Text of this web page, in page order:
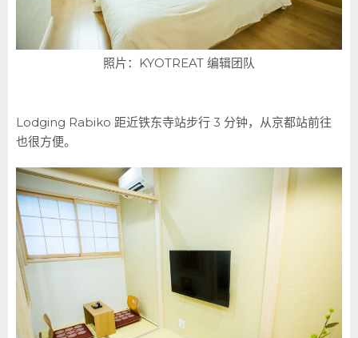
照片：KYOTREAT 编辑团队
Lodging Rabiko 距近铁东寺站步行 3 分钟，从京都站前往
也很方便。